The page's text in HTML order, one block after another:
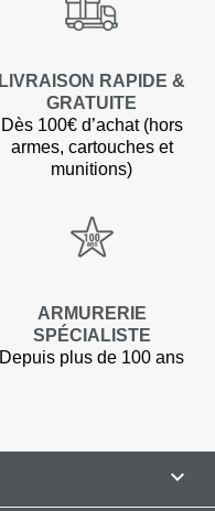
LIVRAISON RAPIDE &
GRATUITE
Dès 100€ d’achat (hors
armes, cartouches et
munitions)
ARMURERIE
SPÉCIALISTE
Depuis plus de 100 ans
